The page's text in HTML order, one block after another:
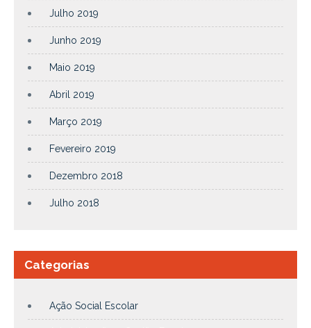
Julho 2019
Junho 2019
Maio 2019
Abril 2019
Março 2019
Fevereiro 2019
Dezembro 2018
Julho 2018
Categorias
Ação Social Escolar